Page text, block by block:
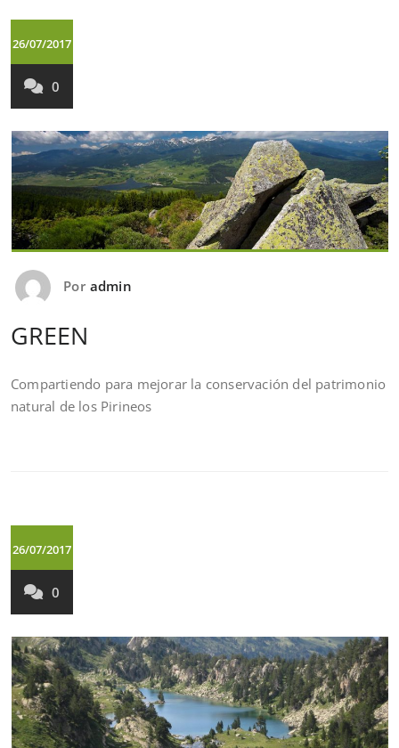
26/07/2017
0
Por admin
GREEN
Compartiendo para mejorar la conservación del patrimonio
natural de los Pirineos
26/07/2017
0